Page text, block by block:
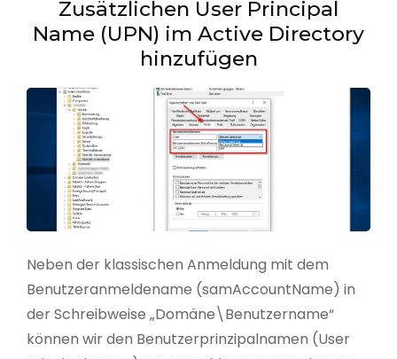
Zusätzlichen User Principal
Name (UPN) im Active Directory
hinzufügen
Neben der klassischen Anmeldung mit dem
Benutzeranmeldename (samAccountName) in
der Schreibweise „Domäne\Benutzername“
können wir den Benutzerprinzipalnamen (User